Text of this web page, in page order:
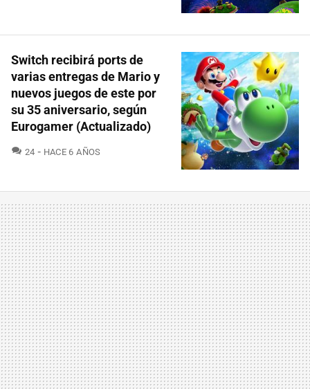
Switch recibirá ports de
varias entregas de Mario y
nuevos juegos de este por
su 35 aniversario, según
Eurogamer (Actualizado)
24 COMENTARIOS
HACE 6 AÑOS